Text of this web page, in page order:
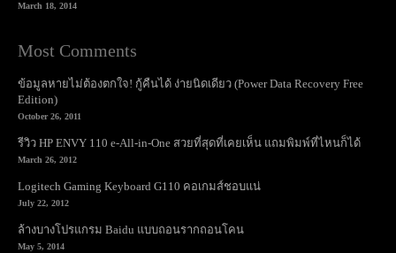
March 18, 2014
Most Comments
ข้อมูลหายไม่ต้องตกใจ! กู้คืนได้ ง่ายนิดเดียว (Power Data Recovery Free
Edition)
October 26, 2011
รีวิว HP ENVY 110 e-All-in-One สวยที่สุดที่เคยเห็น แถมพิมพ์ที่ไหนก็ได้
March 26, 2012
Logitech Gaming Keyboard G110 คอเกมส์ชอบแน่
July 22, 2012
ล้างบางโปรแกรม Baidu แบบถอนรากถอนโคน
May 5, 2014